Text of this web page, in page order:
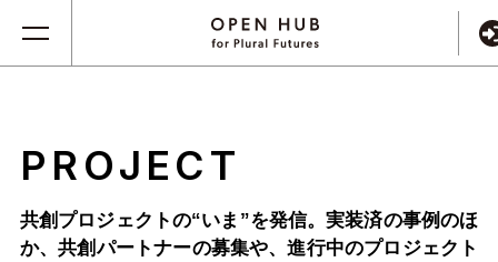
PROJECT
共創プロジェクトの“いま”を発信。実装済の事例のほ
か、共創パートナーの募集や、進行中のプロジェクト